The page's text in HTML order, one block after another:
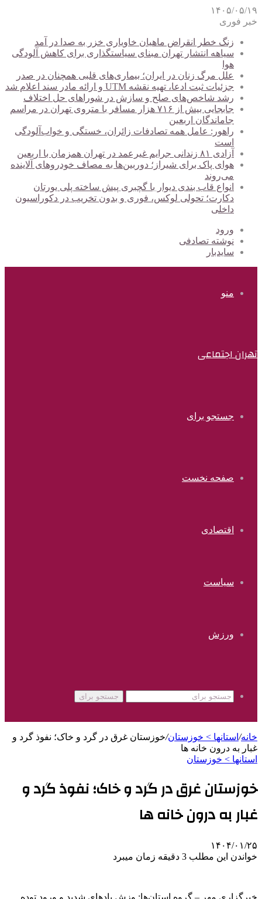
۱۴۰۵/۰۵/۱۹
خبر فوری
زنگ خطر انقراض ماهیان خاویاری خزر به صدا در آمد
سیاهه انتشار تهران مبنای سیاستگذاری برای کاهش آلودگی
هوا
علل مرگ زنان در ایران؛ بیماری‌های قلبی همچنان در صدر
جزئیات ثبت ادعا، تهیه نقشه UTM و ارائه مادر سند اعلام شد
رشد شاخص‌های صلح و سازش در شوراهای حل اختلاف
جابجایی بیش از ۷۱۶ هزار مسافر با متروی تهران در مراسم
جاماندگان اربعین
راهور: عامل همه تصادفات زائران، خستگی و خواب‌آلودگی
است
آزادی ۸۱ زندانی جرایم غیرعمد در تهران همزمان با اربعین
هوای پاک برای شیراز؛ دوربین‌ها به مصاف خودروهای آلاینده
می‌روند
انواع قاب بندی دیوار با گچبری پیش ساخته پلی یورتان
دکارت؛ تحولی لوکس، فوری و بدون تخریب در دکوراسیون
داخلی
ورود
نوشته تصادفی
سایدبار
منو
تهران اجتماعی
جستجو برای
صفحه نخست
اقتصادی
سیاست
ورزش
جستجو برای
خانه/ استانها > خوزستان/خوزستان غرق در گرد و خاک؛ نفوذ گرد و
غبار به درون خانه ها
استانها > خوزستان
خوزستان غرق در گرد و خاک؛ نفوذ گرد و
غبار به درون خانه ها
۱۴۰۴/۰۱/۲۵
خواندن این مطلب 3 دقیقه زمان میبرد
خبرگزاری مهر – گروه استان‌ها: وزش بادهای شدید و ورود توده